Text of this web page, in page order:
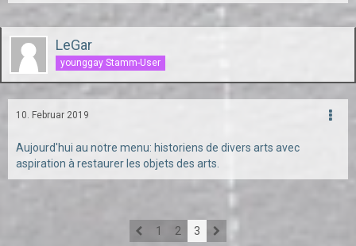
LeGar
younggay Stamm-User
10. Februar 2019
Aujourd'hui au notre menu: historiens de divers arts avec
aspiration à restaurer les objets des arts.
1 2 3